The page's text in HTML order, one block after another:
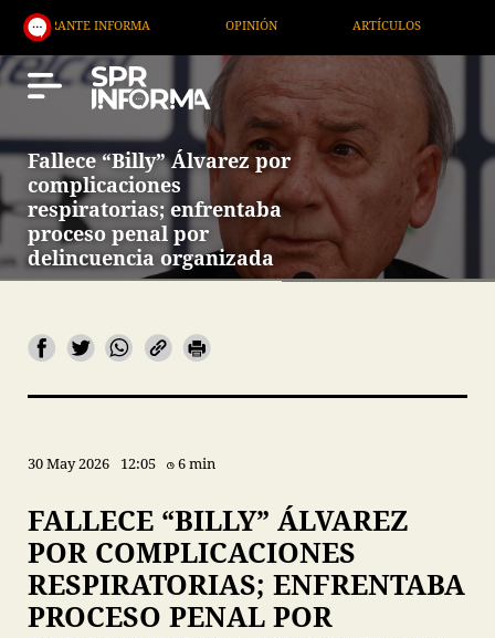
INFORMA
Fallece “Billy” Álvarez por
complicaciones
respiratorias; enfrentaba
proceso penal por
delincuencia organizada
30 May 2026 12:05 6 min
FALLECE “BILLY” ÁLVAREZ
POR COMPLICACIONES
RESPIRATORIAS; ENFRENTABA
PROCESO PENAL POR